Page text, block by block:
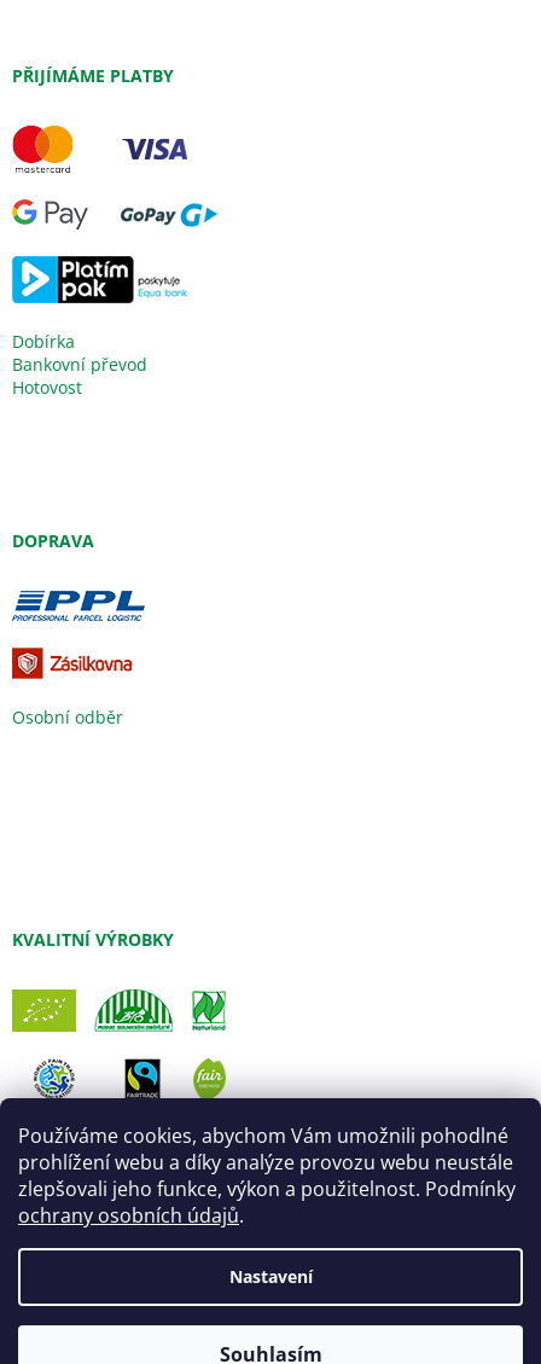
Používáme cookies, abychom Vám umožnili pohodlné
prohlížení webu a díky analýze provozu webu neustále
zlepšovali jeho funkce, výkon a použitelnost. Podmínky
ochrany osobních údajů.
Nastavení
Souhlasím
Odpočíváme a objednávky expedujeme až od
PŘIJÍMÁME PLATBY
Dobírka
Bankovní převod
Hotovost
DOPRAVA
Osobní odběr
KVALITNÍ VÝROBKY
Vytvořil ShoptetÚprava šablony:Marketingwebu